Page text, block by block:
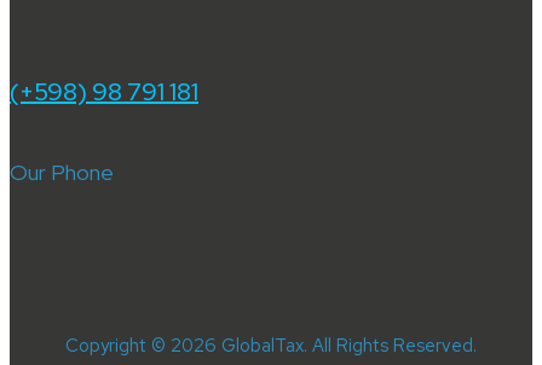
(+598) 98 791 181
Our Phone
Copyright © 2026 GlobalTax. All Rights Reserved.